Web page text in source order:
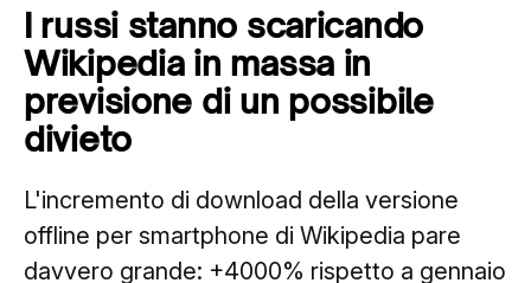
Tutti gli articoli
Contatti
I russi stanno scaricando
Wikipedia in massa in
previsione di un possibile
divieto
L'incremento di download della versione
offline per smartphone di Wikipedia pare
davvero grande: +4000% rispetto a gennaio